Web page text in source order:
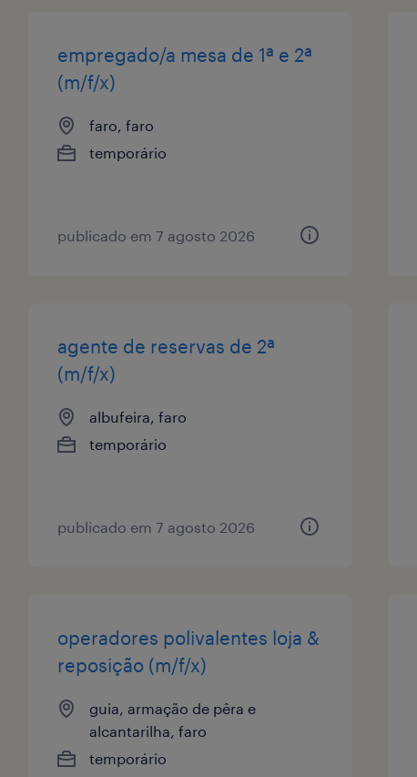
empregado/a mesa de 1ª e 2ª
(m/f/x)
faro, faro
temporário
publicado em 7 agosto 2026
agente de reservas de 2ª
(m/f/x)
albufeira, faro
temporário
publicado em 7 agosto 2026
operadores polivalentes loja &
reposição (m/f/x)
guia, armação de pêra e
alcantarilha, faro
temporário